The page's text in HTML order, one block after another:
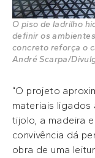
O piso de ladrilho
definir os
concreto reforça o
André Scarpa/
“O projeto
materiais ligados
tijolo, a madeira
convivência dá
obra de uma